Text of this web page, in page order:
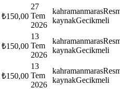
₺150,00
27
Tem
2026
kahramanmaras
kaynakGecikmeli
₺150,00
13
Tem
2026
kahramanmaras
kaynakGecikmeli
₺150,00
13
Tem
2026
kahramanmaras
kaynakGecikmeli